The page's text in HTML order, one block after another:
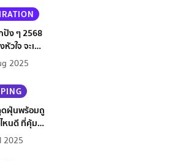
ปัง ๆ 2568
วใจ จะเป็น
2025
ดฝุ่นพร้อมถู
หนดี ที่คุ้ม
2025